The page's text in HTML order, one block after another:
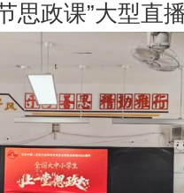
思政课”大型直